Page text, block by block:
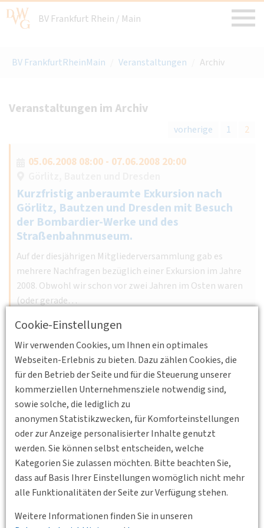
Cookie-Einstellungen
Wir verwenden Cookies, um Ihnen ein optimales
Webseiten-Erlebnis zu bieten. Dazu zählen Cookies, die
für den Betrieb der Seite und für die Steuerung unserer
kommerziellen Unternehmensziele notwendig sind,
sowie solche, die lediglich zu
anonymen Statistikzwecken, für Komforteinstellungen
oder zur Anzeige personalisierter Inhalte genutzt
werden. Sie können selbst entscheiden, welche
Kategorien Sie zulassen möchten. Bitte beachten Sie,
dass auf Basis Ihrer Einstellungen womöglich nicht mehr
alle Funktionalitäten der Seite zur Verfügung stehen.
Weitere Informationen finden Sie in unseren
BV Frankfurt Rhein / Main
BV FrankfurtRheinMain Veranstaltungen Archiv
Veranstaltungen im Archiv
vorherige 1 2
05.06.2008 08:00 - 07.06.2008 20:00
Kurzfristig anberaumte Exkursion nach
Görlitz, Bautzen und Dresden mit Besuch
der Bombardier-Werke und des
Straßenbahnmuseum.
Auf der diesjährigen Mitgliederversammlung gab es
mehrere Nachfragen bezüglich einer Exkursion im Jahre
2008. Obwohl wir schon vor zwei Jahren im Osten waren
(oder gerade…
01.06.2008 00:00 - 00:00
Lauterecke - Staudernheim
Junges Forum: Draisinenfahrt Nahetal
Sonntag 01. Juni 2008
Sonntag 01. Juni 2008
Nach Anreise mit dem RegionalExpress ab Frankfurt bzw.
Mainz über die Nahestrecke bis Bad Sobernheim bringt
uns der Bus zum Startpunkt derDraisinenstrecke…
Weiterlesen